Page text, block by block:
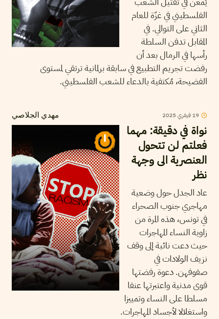
الفلسطيني في غزّة للعام
الثاني على التوالي. في
المقابل تدفن السلطة
رأسها في الرمال بعد أن
رفضت تجريم التطبيع في سابقة برلمانية ترتقي لمستوى
الفضيحة، مُكتفية بالدعاء للشعب الفلسطيني.
مهدي الجلاصي 19 فيفري 2025
نواة في دقيقة: مهما
فعلتم لن تتحول
العنصرية الى وجهة
نظر
عاد الجدل حول وضعية
مهاجري جنوب الصحراء
في تونس، هذه المرة من
زاوية النساء المهاجرات
حيث دعت نائبة إلى وقف
نزيف الولادات في
صفوفهن. دعوة رفضتها
قوى مدنية واعتبرتها عنفا
مسلطا على النساء وتمييزا
واستغلالا لأجساد المهاجرات.